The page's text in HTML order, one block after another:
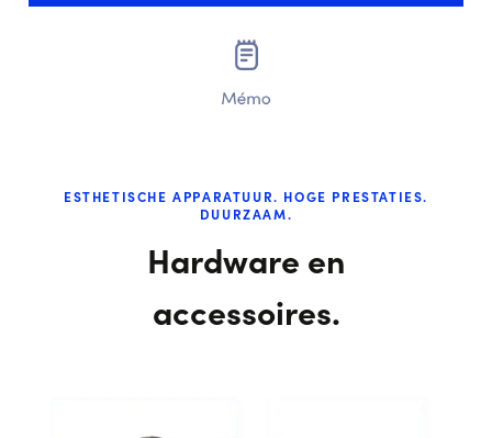
ESTHETISCHE APPARATUUR. HOGE PRESTATIES.
DUURZAAM.
Hardware en
accessoires.